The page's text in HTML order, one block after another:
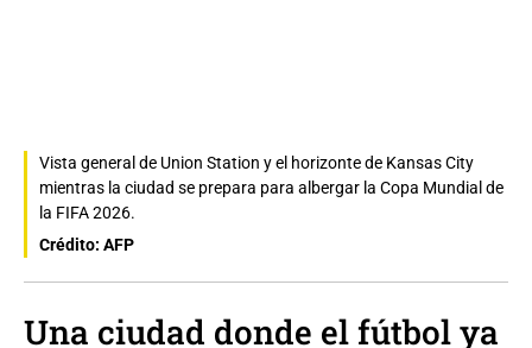
Vista general de Union Station y el horizonte de Kansas City
mientras la ciudad se prepara para albergar la Copa Mundial de
la FIFA 2026.
Crédito: AFP
Una ciudad donde el fútbol ya